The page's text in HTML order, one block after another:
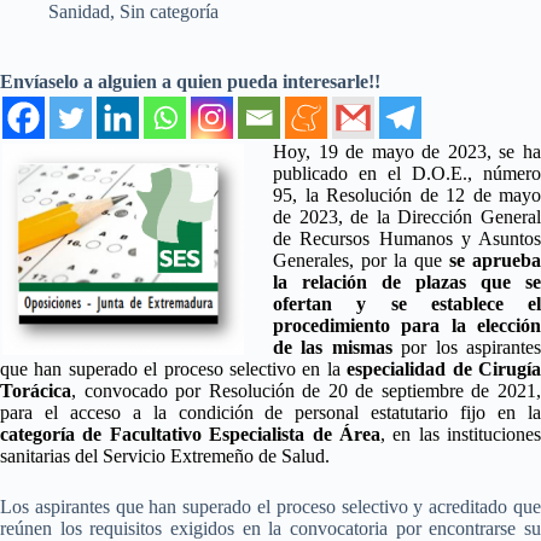
Sanidad, Sin categoría
Envíaselo a alguien a quien pueda interesarle!!
Hoy, 19 de mayo de 2023, se ha
publicado en el D.O.E., número
95, la Resolución de 12 de mayo
de 2023, de la Dirección General
de Recursos Humanos y Asuntos
Generales, por la que se aprueba
la relación de plazas que se
ofertan y se establece el
procedimiento para la elección
de las mismaspor los aspirantes
que han superado el proceso selectivo en laespecialidad de Cirugía
Torácica, convocado por Resolución de 20 de septiembre de 2021,
para el acceso a la condición de personal estatutario fijo en la
categoría de Facultativo Especialista de Área, en las instituciones
sanitarias del Servicio Extremeño de Salud.
Los aspirantes que han superado el proceso selectivo y acreditado que
reúnen los requisitos exigidos en la convocatoria por encontrarse su